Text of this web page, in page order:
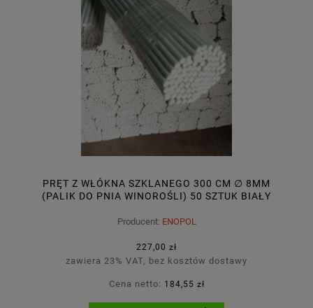
PRĘT Z WŁÓKNA SZKLANEGO 300 CM ∅ 8MM
(PALIK DO PNIA WINOROŚLI) 50 SZTUK BIAŁY
Producent: ENOPOL
227,00 zł
zawiera 23% VAT, bez kosztów dostawy
Cena netto: 184,55 zł